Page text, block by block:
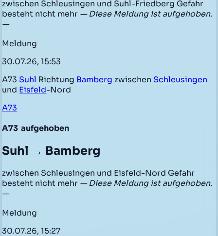
zwischen Schleusingen und Suhl-Friedberg Gefahr
besteht nicht mehr — Diese Meldung ist aufgehoben.
—
Meldung
30.07.26, 15:53
A73 Suhl Richtung Bamberg zwischen Schleusingen
und Eisfeld-Nord
A73
A73 aufgehoben
Suhl → Bamberg
zwischen Schleusingen und Eisfeld-Nord Gefahr
besteht nicht mehr — Diese Meldung ist aufgehoben.
—
Meldung
30.07.26, 15:27